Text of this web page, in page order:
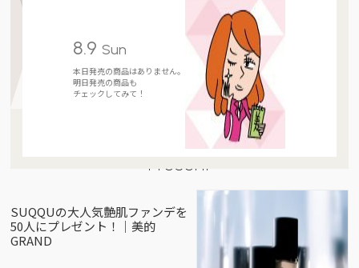
8.9 Sun
本日発売の商品はありません。
明日発売の商品も
チェックしてみて！
Present
SUQQUの大人気艶肌ファンデを
50人にプレゼント！｜美的
GRAND